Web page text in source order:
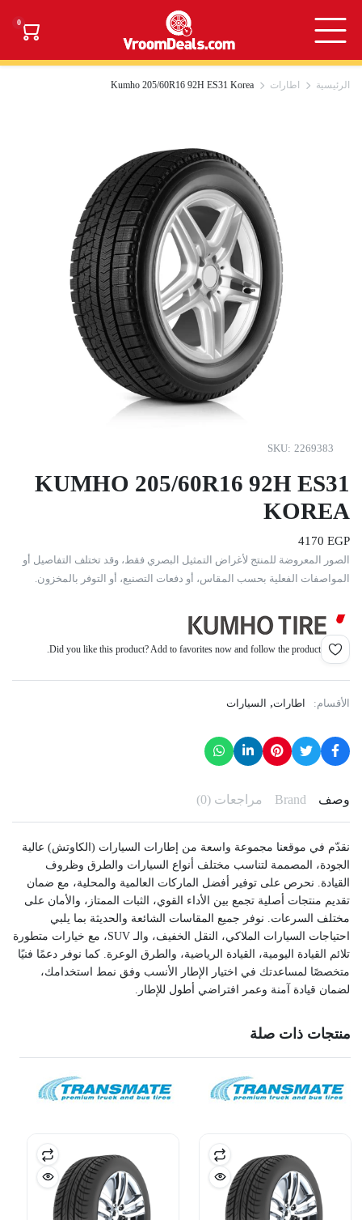
0
الرئيسية اطارات Kumho 205/60R16 92H ES31 Korea
SKU: 2269383
KUMHO 205/60R16 92H ES31
KOREA
4170 EGP
الصور المعروضة للمنتج لأغراض التمثيل البصري فقط، وقد تختلف التفاصيل أو
المواصفات الفعلية بحسب المقاس، أو دفعات التصنيع، أو التوفر بالمخزون.
Did you like this product? Add to favorites now and follow the product.
الأقسام: اطارات, السيارات
وصف Brand مراجعات (0)
نقدّم في موقعنا مجموعة واسعة من إطارات السيارات (الكاوتش) عالية
الجودة، المصممة لتناسب مختلف أنواع السيارات والطرق وظروف
القيادة. نحرص على توفير أفضل الماركات العالمية والمحلية، مع ضمان
تقديم منتجات أصلية تجمع بين الأداء القوي، الثبات الممتاز، والأمان على
مختلف السرعات. نوفر جميع المقاسات الشائعة والحديثة بما يلبي
احتياجات السيارات الملاكي، النقل الخفيف، والـ SUV، مع خيارات متطورة
تلائم القيادة اليومية، القيادة الرياضية، والطرق الوعرة. كما نوفر دعمًا فنيًا
متخصصًا لمساعدتك في اختيار الإطار الأنسب وفق نمط استخدامك،
لضمان قيادة آمنة وعمر افتراضي أطول للإطار.
منتجات ذات صلة